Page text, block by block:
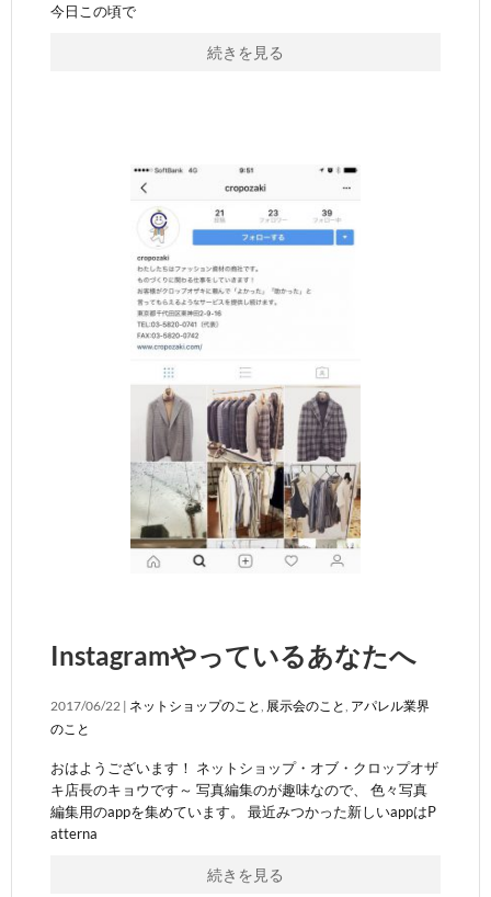
今日この頃で
続きを見る
Instagramやっているあなたへ
2017/06/22 | ネットショップのこと, 展示会のこと, アパレル業界
のこと
おはようございます！ ネットショップ・オブ・クロップオザ
キ店長のキョウです～ 写真編集のが趣味なので、 色々写真
編集用のappを集めています。 最近みつかった新しいappはP
atterna
続きを見る